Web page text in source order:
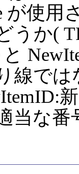
が使用
うか(
と
線では
当な